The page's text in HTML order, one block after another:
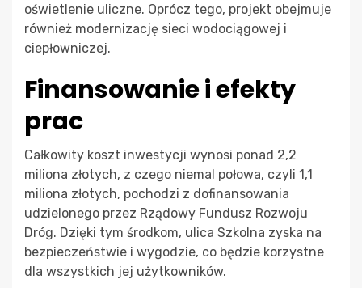
oświetlenie uliczne. Oprócz tego, projekt obejmuje
również modernizację sieci wodociągowej i
ciepłowniczej.
Finansowanie i efekty
prac
Całkowity koszt inwestycji wynosi ponad 2,2
miliona złotych, z czego niemal połowa, czyli 1,1
miliona złotych, pochodzi z dofinansowania
udzielonego przez Rządowy Fundusz Rozwoju
Dróg. Dzięki tym środkom, ulica Szkolna zyska na
bezpieczeństwie i wygodzie, co będzie korzystne
dla wszystkich jej użytkowników.